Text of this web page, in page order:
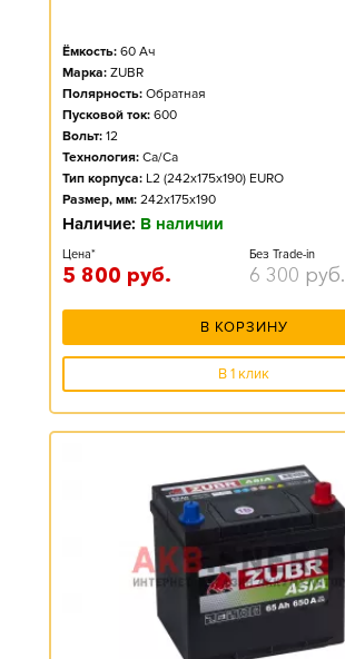
Ёмкость: 60 Ач
Марка: ZUBR
Полярность: Обратная
Пусковой ток: 600
Вольт: 12
Технология: Ca/Ca
Тип корпуса: L2 (242x175x190) EURO
Размер, мм: 242x175x190
Наличие: В наличии
Цена*
5 800 руб.
Без Trade-in
6 300 руб.
В КОРЗИНУ
В 1 клик